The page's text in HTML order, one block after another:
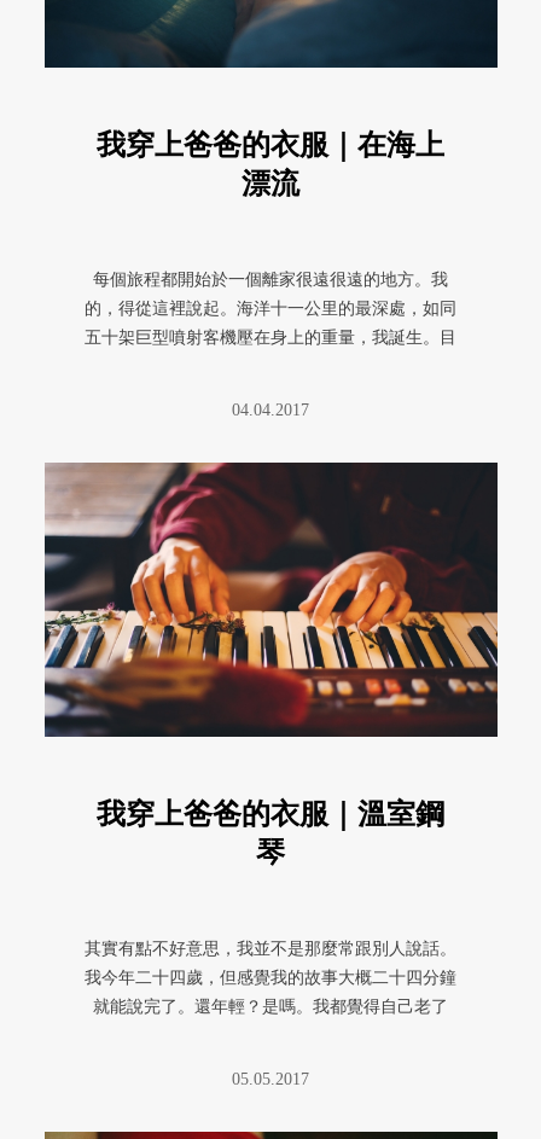
我穿上爸爸的衣服｜在海上
漂流
每個旅程都開始於一個離家很遠很遠的地方。我
的，得從這裡說起。海洋十一公里的最深處，如同
五十架巨型噴射客機壓在身上的重量，我誕生。目
04.04.2017
我穿上爸爸的衣服｜溫室鋼
琴
其實有點不好意思，我並不是那麼常跟別人說話。
我今年二十四歲，但感覺我的故事大概二十四分鐘
就能說完了。還年輕？是嗎。我都覺得自己老了
05.05.2017